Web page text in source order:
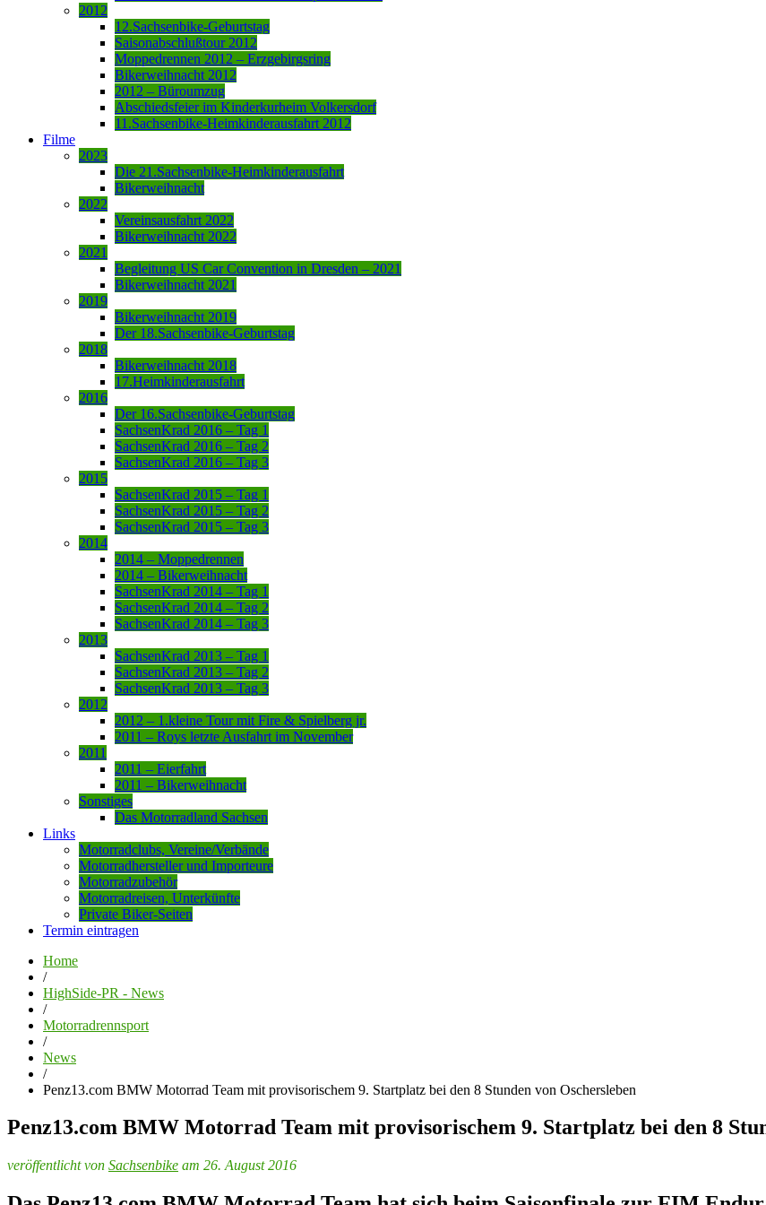
2012
12.Sachsenbike-Geburtstag
Saisonabschlußtour 2012
Moppedrennen 2012 – Erzgebirgsring
Bikerweihnacht 2012
2012 – Büroumzug
Abschiedsfeier im Kinderkurheim Volkersdorf
11.Sachsenbike-Heimkinderausfahrt 2012
Filme
2023
Die 21.Sachsenbike-Heimkinderausfahrt
Bikerweihnacht
2022
Vereinsausfahrt 2022
Bikerweihnacht 2022
2021
Begleitung US Car Convention in Dresden – 2021
Bikerweihnacht 2021
2019
Bikerweihnacht 2019
Der 18.Sachsenbike-Geburtstag
2018
Bikerweihnacht 2018
17.Heimkinderausfahrt
2016
Der 16.Sachsenbike-Geburtstag
SachsenKrad 2016 – Tag 1
SachsenKrad 2016 – Tag 2
SachsenKrad 2016 – Tag 3
2015
SachsenKrad 2015 – Tag 1
SachsenKrad 2015 – Tag 2
SachsenKrad 2015 – Tag 3
2014
2014 – Moppedrennen
2014 – Bikerweihnacht
SachsenKrad 2014 – Tag 1
SachsenKrad 2014 – Tag 2
SachsenKrad 2014 – Tag 3
2013
SachsenKrad 2013 – Tag 1
SachsenKrad 2013 – Tag 2
SachsenKrad 2013 – Tag 3
2012
2012 – 1.kleine Tour mit Fire & Spielberg jr.
2011 – Roys letzte Ausfahrt im November
2011
2011 – Eierfahrt
2011 – Bikerweihnacht
Sonstiges
Das Motorradland Sachsen
Links
Motorradclubs, Vereine/Verbände
Motorradhersteller und Importeure
Motorradzubehör
Motorradreisen, Unterkünfte
Private Biker-Seiten
Termin eintragen
Home
/
HighSide-PR - News
/
Motorradrennsport
/
News
/
Penz13.com BMW Motorrad Team mit provisorischem 9. Startplatz bei den 8 Stunden von Oschersleben
Penz13.com BMW Motorrad Team mit provisorischem 9. Startplatz bei den 8
veröffentlicht von Sachsenbike am 26. August 2016